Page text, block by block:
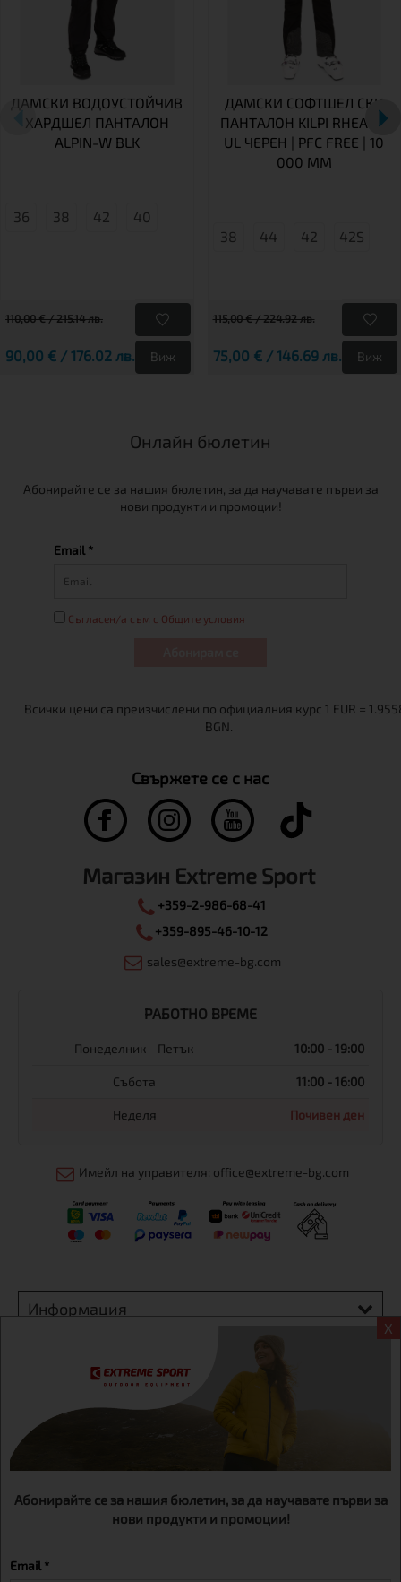
X
Абонирайте се за нашия бюлетин, за да научавате първи за
нови продукти и промоции!
Email *
ДАМСКИ ВОДОУСТОЙЧИВ
ХАРДШЕЛ ПАНТАЛОН
ALPIN-W BLK
36 38 42 40
110,00 € / 215.14 лв.
90,00 € / 176.02 лв. Виж
ДАМСКИ СОФТШЕЛ СКИ
ПАНТАЛОН KILPI RHEA-W
UL ЧЕРЕН | PFC FREE | 10
000 ММ
38 44 42 42S
115,00 € / 224.92 лв.
75,00 € / 146.69 лв. Виж
Онлайн бюлетин
Абонирайте се за нашия бюлетин, за да научавате първи за
нови продукти и промоции!
Email *
Съгласен/а съм с Общите условия
Свържете се с нас
Магазин Extreme Sport
+359-2-986-68-41
+359-895-46-10-12
sales@extreme-bg.com
РАБОТНО ВРЕМЕ
Понеделник - Петък 10:00 - 19:00
Събота 11:00 - 16:00
Неделя Почивен ден
Имейл на управителя: office@extreme-bg.com
Информация
гр. София, Овча купел, ул.692, №12, офис 1, магазини
гр.София,бул. Дондуков 42, тел.:+359 895461012